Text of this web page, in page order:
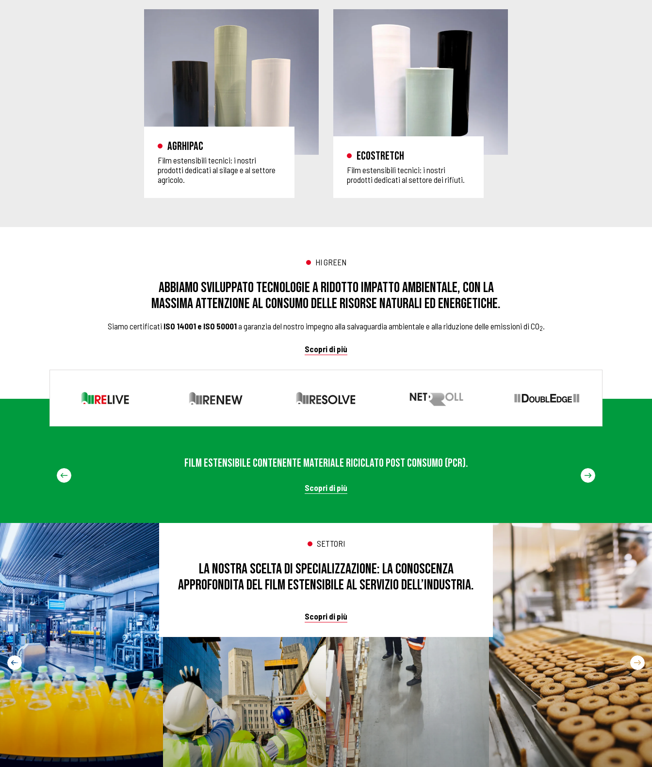
Agrhipac
Film estensibili tecnici: i nostri
prodotti dedicati al silage e al settore
agricolo.
Ecostretch
Film estensibili tecnici: i nostri
prodotti dedicati al settore dei rifiuti.
HI GREEN
Abbiamo sviluppato tecnologie a ridotto impatto ambientale, con la
massima attenzione al consumo delle risorse naturali ed energetiche.
Siamo certificati ISO 14001 e ISO 50001a garanzia del nostro impegno alla salvaguardia ambientale e alla riduzione delle emissioni di CO2.
Scopri di più
Film estensibile contenente materiale riciclato Post Consumo (PCR).
Scopri di più
SETTORI
La nostra scelta di specializzazione: la conoscenza
approfondita del film estensibile al servizio dell’industria.
Scopri di più